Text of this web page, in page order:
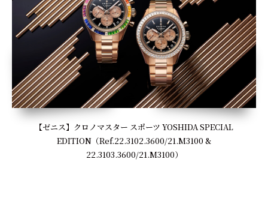
【ゼニス】クロノマスター スポーツ YOSHIDA SPECIAL
EDITION（Ref.22.3102.3600/21.M3100 &
22.3103.3600/21.M3100）